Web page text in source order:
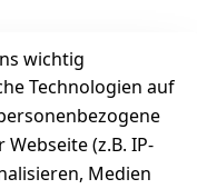
wichtig
Technologien auf
(z.B. IP-
Medien